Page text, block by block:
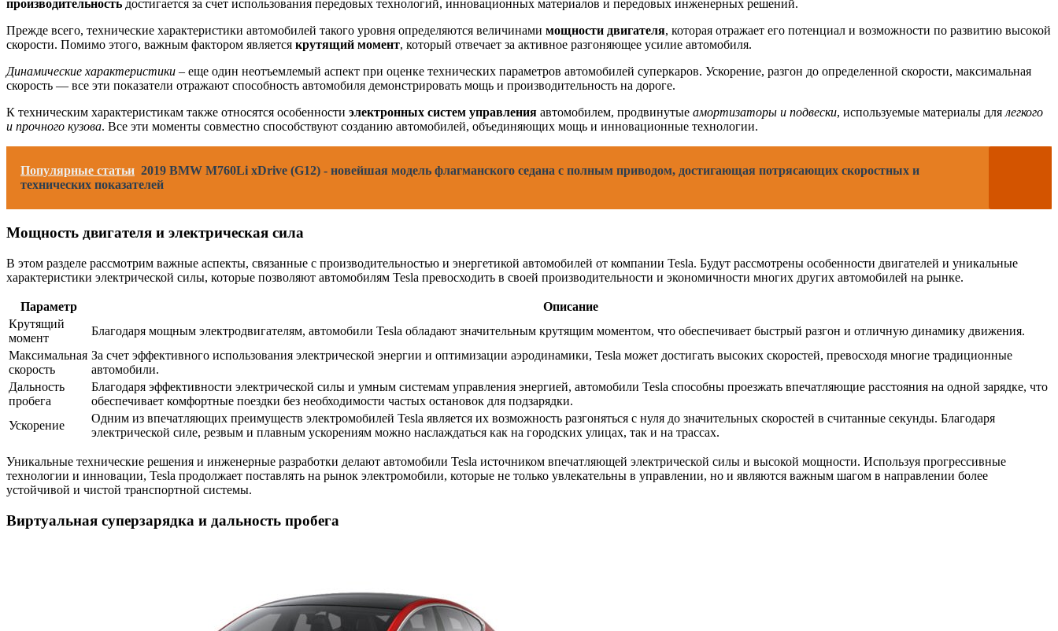
производительность достигается за счет использования передовых технологий, инновационных материалов и передовых инженерных решений.
Прежде всего, технические характеристики автомобилей такого уровня определяются величинами мощности двигателя, которая отражает его потенциал и возможности по развитию высокой
скорости. Помимо этого, важным фактором является крутящий момент, который отвечает за активное разгоняющее усилие автомобиля.
Динамические характеристики – еще один неотъемлемый аспект при оценке технических параметров автомобилей суперкаров. Ускорение, разгон до определенной скорости, максимальная
скорость — все эти показатели отражают способность автомобиля демонстрировать мощь и производительность на дороге.
К техническим характеристикам также относятся особенности электронных систем управления автомобилем, продвинутые амортизаторы и подвески, используемые материалы длялегкого
и прочного кузова. Все эти моменты совместно способствуют созданию автомобилей, объединяющих мощь и инновационные технологии.
Популярные статьи 2019 BMW M760Li xDrive (G12) - новейшая модель флагманского седана с полным приводом, достигающая потрясающих скоростных и
технических показателей
Мощность двигателя и электрическая сила
В этом разделе рассмотрим важные аспекты, связанные с производительностью и энергетикой автомобилей от компании Tesla. Будут рассмотрены особенности двигателей и уникальные
характеристики электрической силы, которые позволяют автомобилям Tesla превосходить в своей производительности и экономичности многих других автомобилей на рынке.
Параметр
Описание
Крутящий
момент
Благодаря мощным электродвигателям, автомобили Tesla обладают значительным крутящим моментом, что обеспечивает быстрый разгон и отличную динамику движения.
Максимальная
скорость
За счет эффективного использования электрической энергии и оптимизации аэродинамики, Tesla может достигать высоких скоростей, превосходя многие традиционные
автомобили.
Дальность
пробега
Благодаря эффективности электрической силы и умным системам управления энергией, автомобили Tesla способны проезжать впечатляющие расстояния на одной зарядке, что
обеспечивает комфортные поездки без необходимости частых остановок для подзарядки.
Ускорение
Одним из впечатляющих преимуществ электромобилей Tesla является их возможность разгоняться с нуля до значительных скоростей в считанные секунды. Благодаря
электрической силе, резвым и плавным ускорениям можно наслаждаться как на городских улицах, так и на трассах.
Уникальные технические решения и инженерные разработки делают автомобили Tesla источником впечатляющей электрической силы и высокой мощности. Используя прогрессивные
технологии и инновации, Tesla продолжает поставлять на рынок электромобили, которые не только увлекательны в управлении, но и являются важным шагом в направлении более
устойчивой и чистой транспортной системы.
Виртуальная суперзарядка и дальность пробега